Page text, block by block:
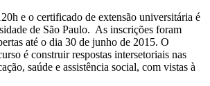
e o certificado de extensão universitária é
de São Paulo. As inscrições foram
até o dia 30 de junho de 2015. O
é construir respostas intersetoriais nas
saúde e assistência social, com vistas à